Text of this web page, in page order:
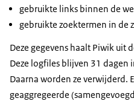
gebruikte links binnen de
gebruikte zoektermen in de
Deze gegevens haalt Piwik uit
Deze logfiles blijven 31 dagen
Daarna worden ze verwijderd.
geaggregeerde